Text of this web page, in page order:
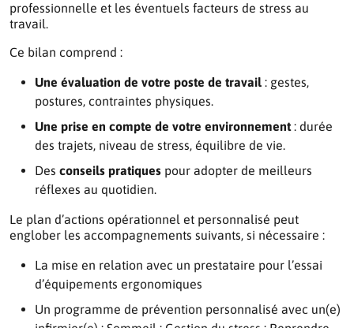
professionnelle et les éventuels facteurs de stress au
travail.
Ce bilan comprend :
Une évaluation de votre poste de travail : gestes,
postures, contraintes physiques.
Une prise en compte de votre environnement: durée
des trajets, niveau de stress, équilibre de vie.
Des conseils pratiques pour adopter de meilleurs
réflexes au quotidien.
Le plan d’actions opérationnel et personnalisé peut
englober les accompagnements suivants, si nécessaire :
La mise en relation avec un prestataire pour l’essai
d’équipements ergonomiques
Un programme de prévention personnalisé avec un(e)